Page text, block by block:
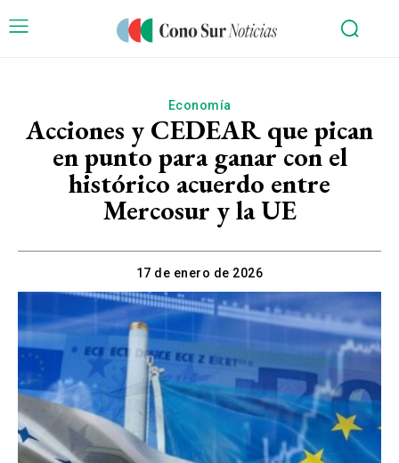
Economía
Acciones y CEDEAR que pican
en punto para ganar con el
histórico acuerdo entre
Mercosur y la UE
17 de enero de 2026